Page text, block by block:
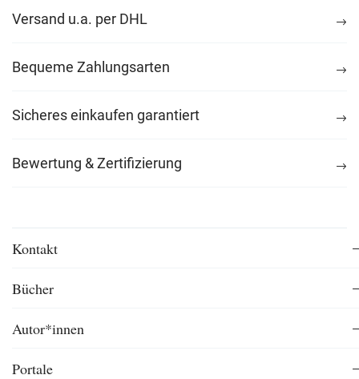
Versand u.a. per DHL
Bequeme Zahlungsarten
Sicheres einkaufen garantiert
Bewertung & Zertifizierung
Kontakt
Bücher
Autor*innen
Portale